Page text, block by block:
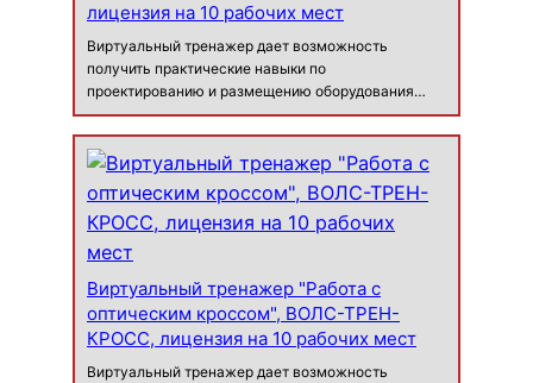
лицензия на 10 рабочих мест
Виртуальный тренажер дает возможность
получить практические навыки по
проектированию и размещению оборудования
связи в помещении аппаратного цеха, а также по
вводу в помещение волоконно-оптических
кабелей связи (ВОК). Назначение для учебного
Виртуальный тренажер "Работа с
оптическим кроссом", ВОЛС-ТРЕН-
КРОСС, лицензия на 10 рабочих мест
Виртуальный тренажер дает возможность